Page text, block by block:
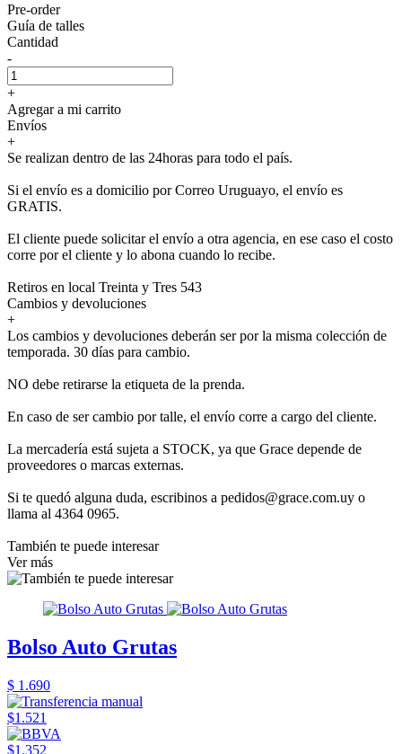
Pre-order
Guía de talles
Cantidad
-
+
Agregar a mi carrito
Envíos
+
Se realizan dentro de las 24horas para todo el país.
Si el envío es a domicilio por Correo Uruguayo, el envío es
GRATIS.
El cliente puede solicitar el envío a otra agencia, en ese caso el costo
corre por el cliente y lo abona cuando lo recibe.
Retiros en local Treinta y Tres 543
Cambios y devoluciones
+
Los cambios y devoluciones deberán ser por la misma colección de
temporada. 30 días para cambio.
NO debe retirarse la etiqueta de la prenda.
En caso de ser cambio por talle, el envío corre a cargo del cliente.
La mercadería está sujeta a STOCK, ya que Grace depende de
proveedores o marcas externas.
Si te quedó alguna duda, escribinos a pedidos@grace.com.uy o
llama al 4364 0965.
También te puede interesar
Ver más
Bolso Auto Grutas
$ 1.690
$1.521
$1.352